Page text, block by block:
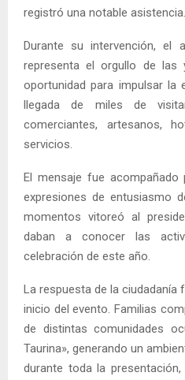
registró una notable asistencia.
Durante su intervención, el
representa el orgullo de
oportunidad para impulsar la
llegada de miles de
comerciantes, artesanos,
servicios.
El mensaje fue
expresiones de entusiasmo
momentos vitoreó al
daban a conocer las
celebración de este año.
La respuesta de la ciudadanía
inicio del evento. Familias
de distintas comunidades
Taurina», generando un
durante toda la